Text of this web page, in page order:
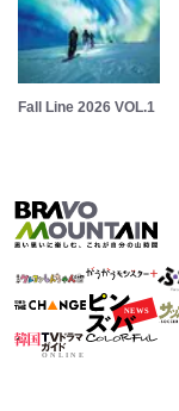
Fall Line 2026 VOL.1